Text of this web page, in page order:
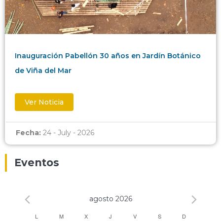
Inauguración Pabellón 30 años en Jardín Botánico
de Viña del Mar
Ver Noticia
Fecha: 24 - July - 2026
Eventos
agosto 2026
L M X J V S D